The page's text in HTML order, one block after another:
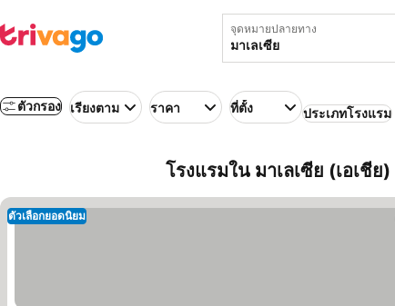
จุดหมายปลายทาง
ตัวกรอง เรียงตาม ราคา ที่ตั้ง ประเภทโรงแรม
โรงแรมใน มาเลเซีย (เอเชีย)
ตัวเลือกยอดนิยม